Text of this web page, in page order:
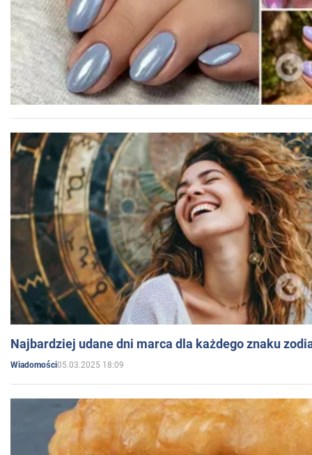
Najbardziej udane dni marca dla każdego znaku
Wiadomości05.03.2025 18:09